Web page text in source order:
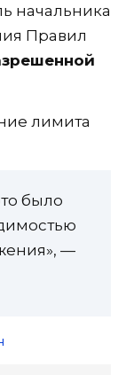
начальника
Правил
лимита
было
—